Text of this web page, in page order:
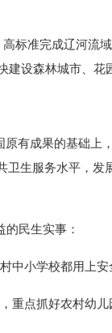
标准完成辽河流
建设森林城市、
有成果的基础上
卫生服务水平，
民生实事：
中小学校都用上
重点抓好农村幼